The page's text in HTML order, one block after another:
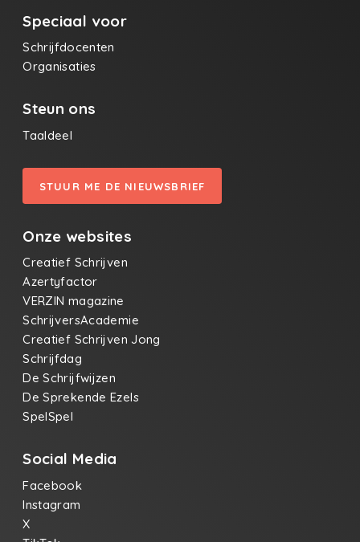
Speciaal voor
Schrijfdocenten
Organisaties
Steun ons
Taaldeel
STUUR ME DE NIEUWSBRIEF
Onze websites
Creatief Schrijven
Azertyfactor
VERZIN magazine
SchrijversAcademie
Creatief Schrijven Jong
Schrijfdag
De Schrijfwijzen
De Sprekende Ezels
SpelSpel
Social Media
Facebook
Instagram
X